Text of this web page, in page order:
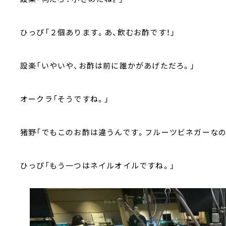
ひっぴ「２個あります。あ、飲むお酢です！」
設楽「いやいや、お酢は前に誰かがあげただろ。」
オークラ「そうですね。」
猪野「でもこのお酢は違うんです。フルーツビネガーなの
ひっぴ「もう一つはネイルオイルですね。」